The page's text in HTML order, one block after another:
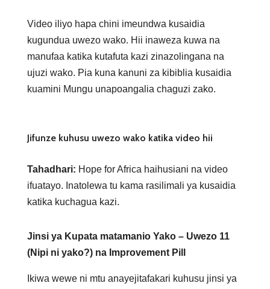
Video iliyo hapa chini imeundwa kusaidia
kugundua uwezo wako. Hii inaweza kuwa na
manufaa katika kutafuta kazi zinazolingana na
ujuzi wako. Pia kuna kanuni za kibiblia kusaidia
kuamini Mungu unapoangalia chaguzi zako.
Jifunze kuhusu uwezo wako katika video hii
Tahadhari: Hope for Africa haihusiani na video
ifuatayo. Inatolewa tu kama rasilimali ya kusaidia
katika kuchagua kazi.
Jinsi ya Kupata matamanio Yako – Uwezo 11
(Nipi ni yako?) na Improvement Pill
Ikiwa wewe ni mtu anayejitafakari kuhusu jinsi ya